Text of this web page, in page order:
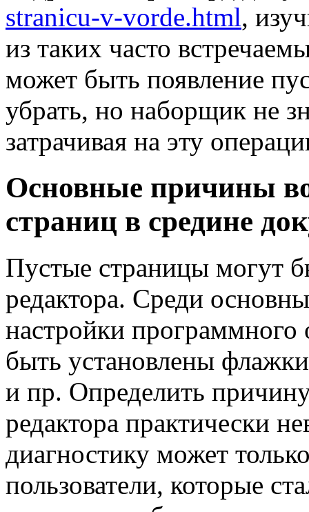
stranicu-v-vorde.html,
из таких часто
может быть появление
убрать, но наборщик не
затрачивая на эту
Основные причины
страниц в средине
Пустые страницы могут
редактора. Среди
настройки программного
быть установлены
и пр. Определить причину
редактора практически
диагностику может
пользователи, которые